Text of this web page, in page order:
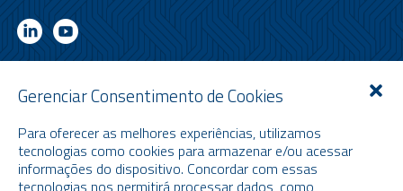
Gerenciar Consentimento de Cookies
Para oferecer as melhores experiências, utilizamos
tecnologias como cookies para armazenar e/ou acessar
informações do dispositivo. Concordar com essas
tecnologias nos permitirá processar dados, como
RECEBA NOSSO NEWSLETTER INFORMATIVO
eventos e nossas últimas notícias!
* Por favor, observe que o newsletter informativo é enviado apenas em
inglês.